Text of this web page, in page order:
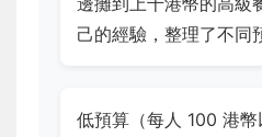
己的經驗，整理了不同
低預算（每人 100 港